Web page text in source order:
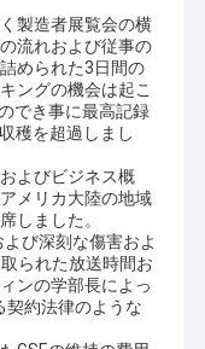
製造者展覧会の横
流れおよび従事の
められた3日間の
ングの機会は起こ
でき事に最高記録
穫を超過しまし
よびビジネス概
メリカ大陸の地域
しました。
び深刻な傷害およ
られた放送時間お
ンの学部長によっ
約法律のような